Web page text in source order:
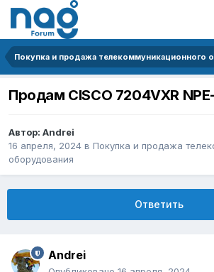
Продам CISCO 7204VXR
Автор: Andrei
16 апреля, 2024 в Покупка и продажа
оборудования
Ответить
Andrei